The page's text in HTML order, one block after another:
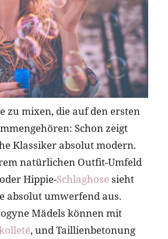
zu mixen, die auf den ersten
Schon zeigt
Klassiker absolut modern.
natürlichen Outfit-Umfeld
Hippie-Schlaghose sieht
absolut umwerfend aus.
Mädels können mit
‚ und Taillienbetonung